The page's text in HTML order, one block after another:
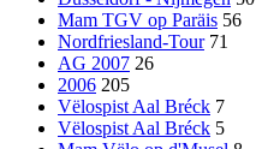
Mam TGV op Paräis 56
Nordfriesland-Tour 71
AG 2007 26
2006 205
Vëlospist Aal Bréck 7
Vëlospist Aal Bréck 5